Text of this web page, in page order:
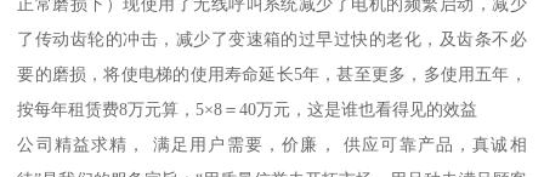
了传动齿轮的冲击，减少了变速箱的过早过快的老化，及齿条不必
要的磨损，将使电梯的使用寿命延长5年，甚至更多，多使用五年，
按每年租赁费8万元算，5×8＝40万元，这是谁也看得见的效益
公司精益求精， 满足用户需要，价廉， 供应可靠产品，真诚相